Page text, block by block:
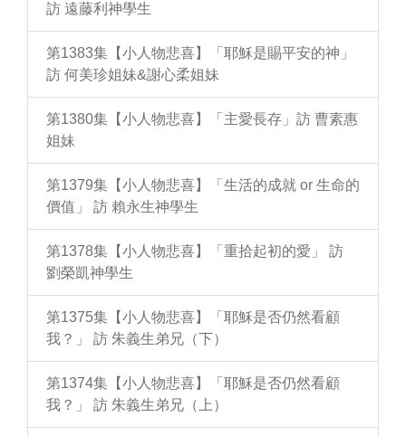
訪 遠藤利神學生
第1383集【小人物悲喜】「耶穌是賜平安的神」
訪 何美珍姐妹&謝心柔姐妹
第1380集【小人物悲喜】「主愛長存」訪 曹素惠
姐妹
第1379集【小人物悲喜】「生活的成就 or 生命的
價值」 訪 賴永生神學生
第1378集【小人物悲喜】「重拾起初的愛」 訪
劉榮凱神學生
第1375集【小人物悲喜】「耶穌是否仍然看顧
我？」 訪 朱義生弟兄（下）
第1374集【小人物悲喜】「耶穌是否仍然看顧
我？」 訪 朱義生弟兄（上）